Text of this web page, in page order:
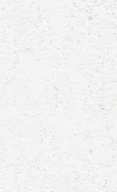
E1-Jugend-2016